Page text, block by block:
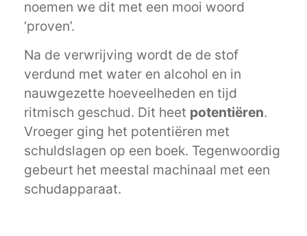
noemen we dit met een mooi woord
‘proven’.
Na de verwrijving wordt de de stof
verdund met water en alcohol en in
nauwgezette hoeveelheden en tijd
ritmisch geschud. Dit heet potentiëren.
Vroeger ging het potentiëren met
schuldslagen op een boek. Tegenwoordig
gebeurt het meestal machinaal met een
schudapparaat.